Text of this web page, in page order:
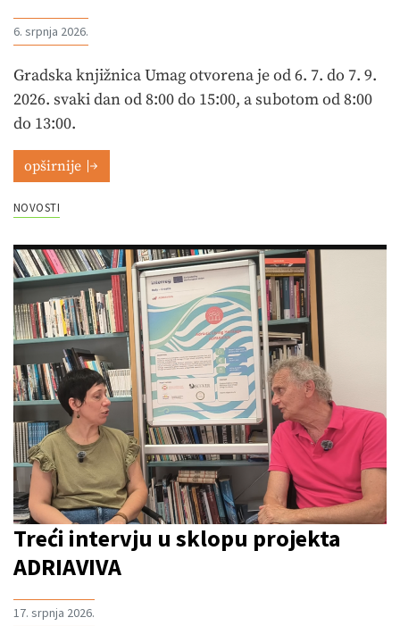
6. srpnja 2026.
Gradska knjižnica Umag otvorena je od 6. 7. do 7. 9.
2026. svaki dan od 8:00 do 15:00, a subotom od 8:00
do 13:00.
opširnije
NOVOSTI
Treći intervju u sklopu projekta
ADRIAVIVA
17. srpnja 2026.